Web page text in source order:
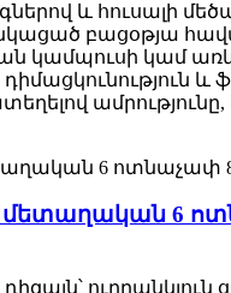
և հուսալի
բացօթյա
կամպուսի կամ
և
մետաղական 6